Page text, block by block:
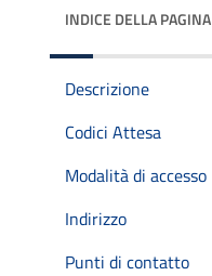
INDICE DELLA PAGINA
Descrizione
Codici Attesa
Modalità di accesso
Indirizzo
Punti di contatto